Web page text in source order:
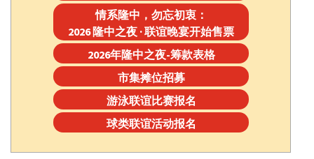
情系隆中，勿忘初衷：
2026 隆中之夜 · 联谊晚宴开始售票
2026年隆中之夜-筹款表格
市集摊位招募
游泳联谊比赛报名
球类联谊活动报名